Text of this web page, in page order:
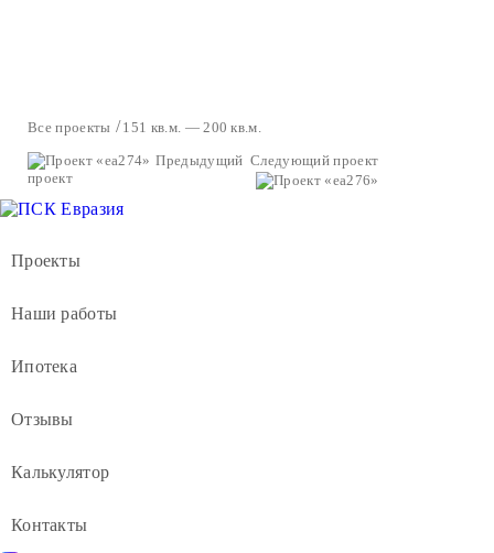
Все проекты
151 кв.м. — 200 кв.м.
Предыдущий
проект
Следующий проект
Проекты
Наши работы
Ипотека
Отзывы
Калькулятор
Контакты